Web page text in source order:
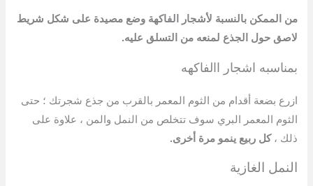
من الممكن بالنسبة لأشجار الفاكهة وضع مصيدة على شكل شريط
لاصق حول الجذع لمنعه من التسلق عليه.
بمناسبه اشجار االفاكهه
ازرع بضعة أقدام من الثوم المعمر بالقرب من جذع شجرتك ؛ حتى
الثوم المعمر البري سوف تتخلص من النمل والمن ، علاوة على
ذلك ،كل ربيع ينمو مرة أخرى.
النمل الغازية